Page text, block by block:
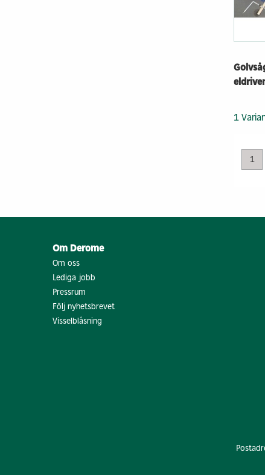
1
1
Om Derome
Om oss
Lediga jobb
Pressrum
Följ nyhetsbrevet
Visselblåsning